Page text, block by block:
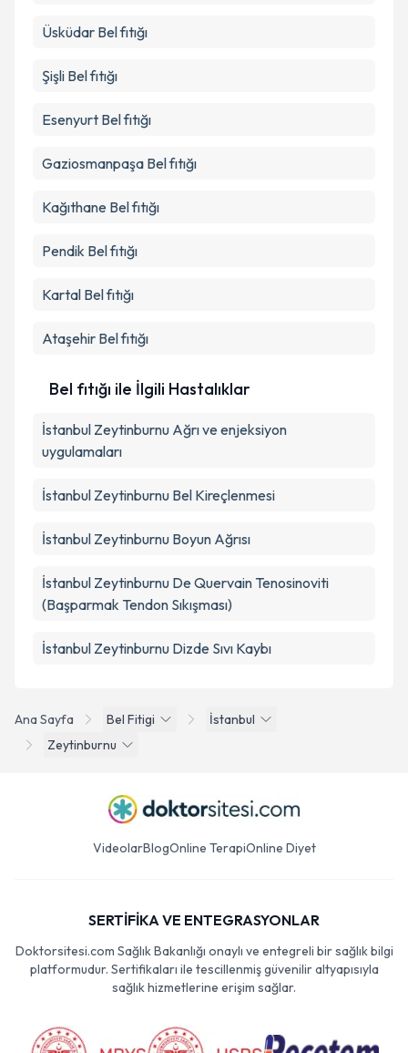
Ana Sayfa Bel Fitigi
İstanbul
Zeytinburnu
Üsküdar Bel fıtığı
Şişli Bel fıtığı
Esenyurt Bel fıtığı
Gaziosmanpaşa Bel fıtığı
Kağıthane Bel fıtığı
Pendik Bel fıtığı
Kartal Bel fıtığı
Ataşehir Bel fıtığı
Bel fıtığı ile İlgili Hastalıklar
İstanbul Zeytinburnu Ağrı ve enjeksiyon
uygulamaları
İstanbul Zeytinburnu Bel Kireçlenmesi
İstanbul Zeytinburnu Boyun Ağrısı
İstanbul Zeytinburnu De Quervain Tenosinoviti
(Başparmak Tendon Sıkışması)
İstanbul Zeytinburnu Dizde Sıvı Kaybı
VideolarBlogOnline TerapiOnline Diyet
SERTİFİKA VE ENTEGRASYONLAR
Doktorsitesi.com Sağlık Bakanlığı onaylı ve entegreli bir sağlık bilgi
platformudur. Sertifikaları ile tescillenmiş güvenilir altyapısıyla
sağlık hizmetlerine erişim sağlar.